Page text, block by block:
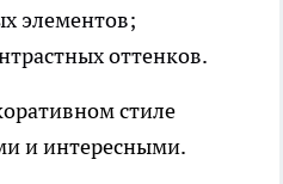
элементов;
оттенков.
стиле
и интересными.